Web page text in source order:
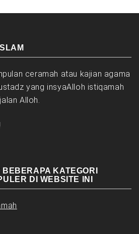
ceramah atau kajian agama
yang insyaAlloh istiqamah
Alloh.
KATEGORI
DI WEBSITE INI